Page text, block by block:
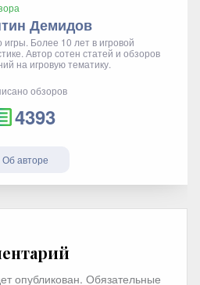
Демидов
Более 10 лет в игровой
Автор сотен статей и обзоров
на игровую тематику.
обзоров
4393
Об авторе
опубликован. Обязательные